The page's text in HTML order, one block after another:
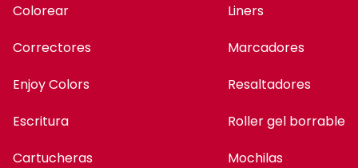
Colorear
Correctores
Enjoy Colors
Escritura
Cartucheras
Liners
Marcadores
Resaltadores
Roller gel borrable
Mochilas